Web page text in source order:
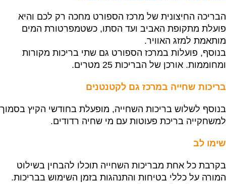
הבריכה החיצונית של מרכז הספורט מחכה רק לכם והיא
פועלת מתקופת האביב ועד הסתו, כשטמפרטורת המים
מותאמת למזג האוויר.
בנוסף, פועלות במרכז הספורט גם שתי בריכות מקורות
ומחוממות. אורכן של הבריכות 25 מטרים.
בריכות שחייה במרכז גם לקטנטנים
בנוסף לשלוש בריכות השחייה, מופעלת בחודשי הקיץ בסמוך
למשחקייה בריכת פעוטות עם מי שחיה רדודים.
שימו לב
בקרבת כל אחת מבריכות השחייה תוכלו להבחין בשילוט
המורה על כללי בטיחות והתנהגות בזמן השימוש בבריכות.